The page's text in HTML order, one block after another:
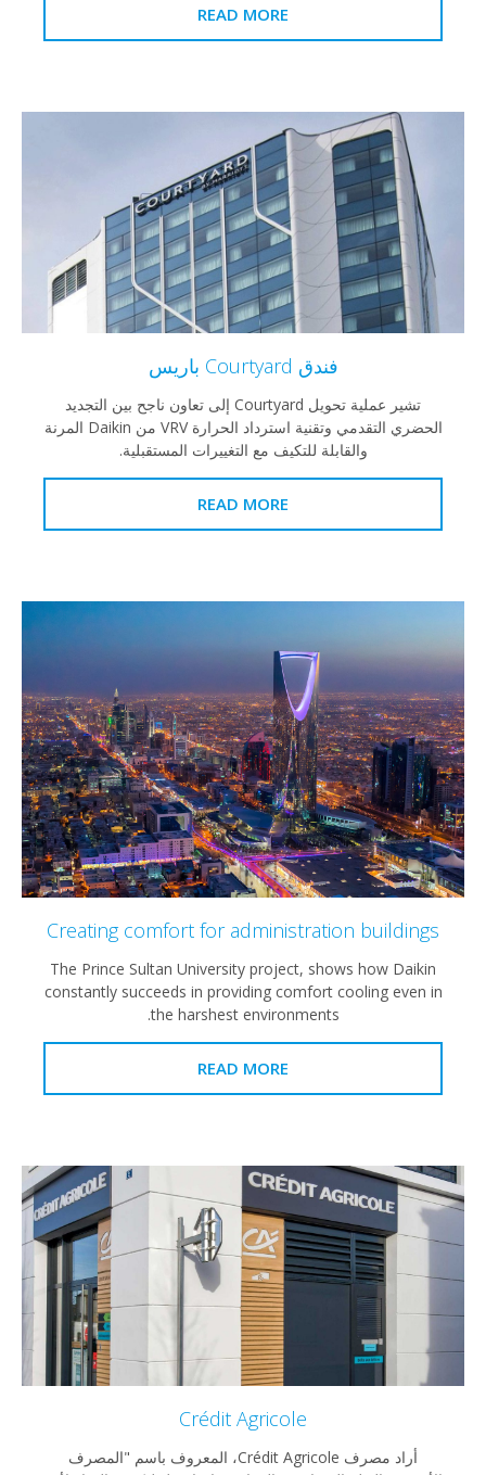
READ MORE
تشير عملية تحويل Courtyard إلى تعاون ناجح بين التجديد
الحضري التقدمي وتقنية استرداد الحرارة VRV من Daikin المرنة
والقابلة للتكيف مع التغييرات المستقبلية.
READ MORE
Creating comfort for administration
The Prince Sultan University project, shows how
constantly succeeds in providing comfort cooling
the harshest environments.
READ MORE
Crédit Agricole
أراد مصرف Crédit Agricole، المعروف باسم "المصرف